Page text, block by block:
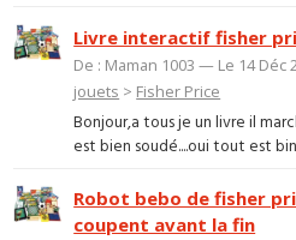
Livre interactif fisher
De : Maman 1003 — Le 14 Déc
jouets > Fisher Price
Bonjour,a tous je un livre il
est bien soudé....oui tout est
Robot bebo de fisher
coupent avant la fin